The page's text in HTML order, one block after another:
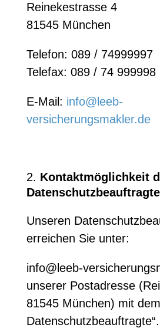
Reinekestrasse 4
81545 München
Telefon: 089 / 74999997
Telefax: 089 / 74 999998
E-Mail: info@leeb-
versicherungsmakler.de
Kontaktmöglichkeit
Unseren
erreichen Sie unter:
info@leeb-
unserer Postadresse
81545 München) mit
Datenschutzbeauftragte“.